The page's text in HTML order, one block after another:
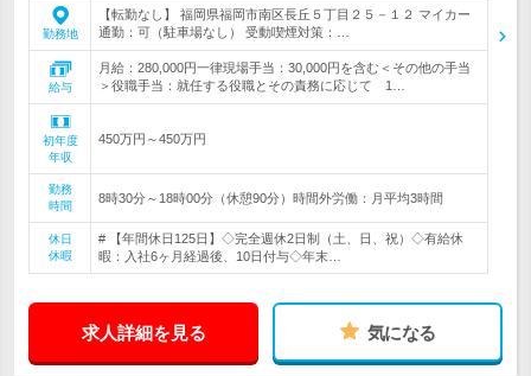
勤務地
【転勤なし】 福岡県福岡市南区長丘５丁目２５－１２ マイカー
通勤：可（駐車場なし） 受動喫煙対策：…
給与
月給：280,000円一律現場手当：30,000円を含む＜その他の手当
＞役職手当：就任する役職とその責務に応じて 1…
初年度
年収
450万円～450万円
勤務
時間
8時30分～18時00分（休憩90分）時間外労働：月平均3時間
休日
休暇
# 【年間休日125日】◇完全週休2日制（土、日、祝）◇有給休
暇：入社6ヶ月経過後、10日付与◇年末…
求人詳細を見る 気になる